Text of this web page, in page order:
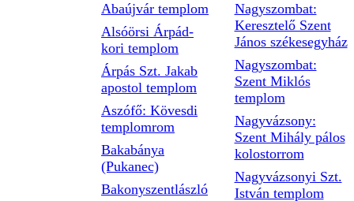
Abaújvár templom
Alsóörsi Árpád-
kori templom
Árpás Szt. Jakab
apostol templom
Aszófő: Kövesdi
templomrom
Bakabánya
(Pukanec)
Bakonyszentlászló
Nagyszombat:
Keresztelő Szent
János székesegyház
Nagyszombat:
Szent Miklós
templom
Nagyvázsony:
Szent Mihály pálos
kolostorrom
Nagyvázsonyi Szt.
István templom